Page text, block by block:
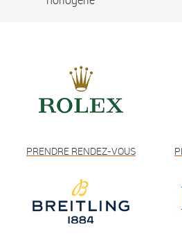
PRENDRE RENDEZ-VOUS